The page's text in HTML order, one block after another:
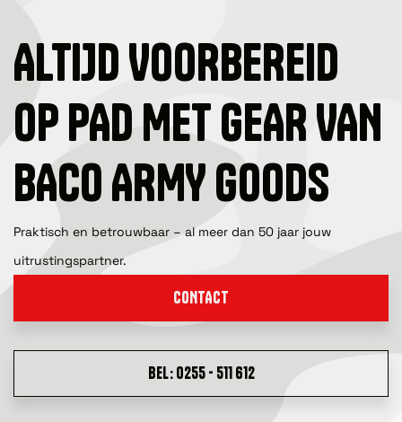
ALTIJD VOORBEREID
OP PAD MET GEAR VAN
BACO ARMY GOODS
Praktisch en betrouwbaar – al meer dan 50 jaar jouw
uitrustingspartner.
CONTACT
BEL: 0255 - 511 612